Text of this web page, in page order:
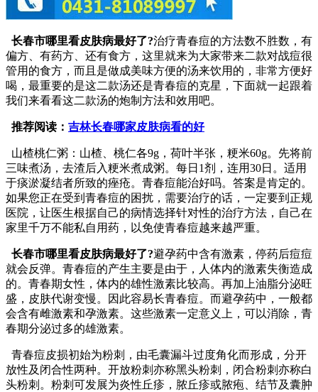
长春市哪里看皮肤病最好了?治疗青春痘的方法数不胜数，有
偏方、有药方、还有食方，这里就来为大家带来二款对战痘很
管用的食方，而且是做成美味方便的汤来饮用的，非常方便好
喝，最重要的是这二款汤还是青春痘的克星，下面就一起跟着
我们来看看这二款汤的炮制方法和效用吧。
推荐阅读： 吉林长春哪家皮肤病看的好
山楂桃仁粥：山楂、桃仁各9g，荷叶半张，粳米60g。先将前
三味煮汤，去渣后入粳米煮成粥。每日1剂，连用30日。适用
于痰淤凝结者所致的痤疮。青春痘能治好吗。答案是肯定的。
如果您正在受到青春痘的困扰，需要治疗的话，一定要到正规
医院，让医生根据自己的病情选择针对性的治疗方法，自己在
家里千万不能私自用药，以免使青春痘越来越严重。
长春市哪里看皮肤病最好了?避孕药中含有激素，停药后痘痘
就会反弹。青春痘的产生主要是由于，人体内的激素失衡造成
的。青春期女性，体内的雄性激素比较高。再加上油脂分泌旺
盛，皮肤代谢变慢。因此容易长青春痘。而避孕药中，一般都
会含有雌激素和孕激素。这些激素一定意义上，可以消除，青
春期分泌过多的雄激素。
青春痘皮损初始为粉刺，由毛囊漏斗过度角化而形成，分开
放性及闭合性两种。开放粉刺亦称黑头粉刺，闭合粉刺亦称白
头粉刺。粉刺可发展为炎性丘疹，脓丘疹或脓疱、结节及囊肿